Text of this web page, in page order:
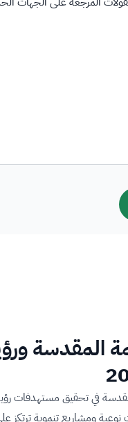
المقدسة
في تحقيق مستهدفات
نوعية ومشاريع تنموية ترتكز